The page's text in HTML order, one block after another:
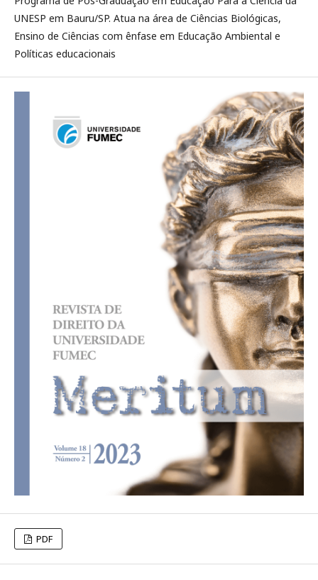
UNESP em Bauru/SP. Atua na área de Ciências Biológicas,
Ensino de Ciências com ênfase em Educação Ambiental e
Políticas educacionais
PDF